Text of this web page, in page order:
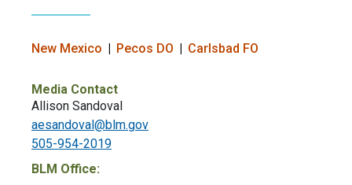
New Mexico Pecos DO Carlsbad FO
Media Contact
Allison Sandoval
aesandoval@blm.gov
505-954-2019
BLM Office: